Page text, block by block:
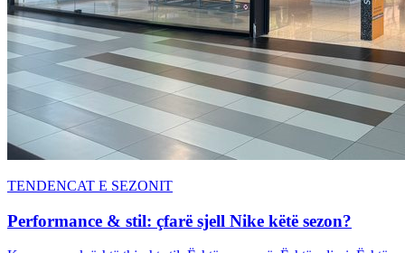
TENDENCAT E SEZONIT
Performance & stil: çfarë sjell Nike këtë sezon?